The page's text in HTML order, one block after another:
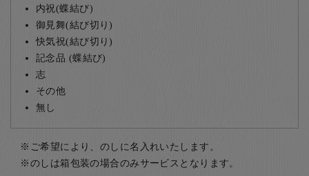
内祝(蝶結び)
御見舞(結び切り)
快気祝(結び切り)
記念品 (蝶結び)
志
その他
無し
ご希望により、のしに名入れいたします。
のしは箱包装の場合のみサービスとなります。